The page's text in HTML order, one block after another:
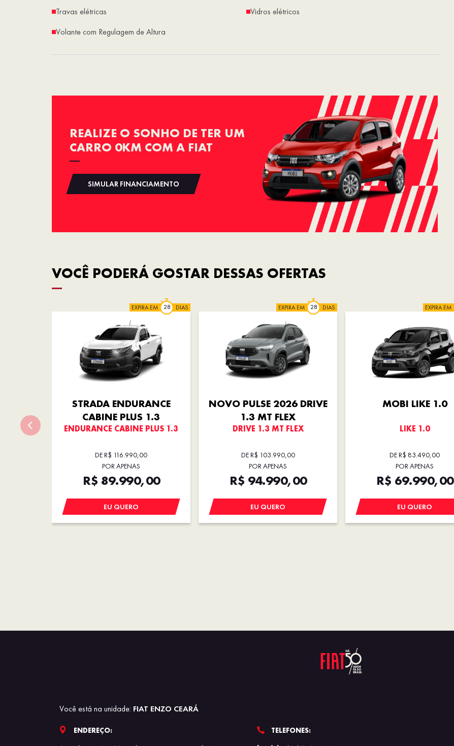
Travas elétricas
Vidros elétricos
Volante com Regulagem de Altura
REALIZE O SONHO DE TER UM
CARRO 0KM COM A FIAT
SIMULAR FINANCIAMENTO
VOCÊ PODERÁ GOSTAR DESSAS OFERTAS
EXPIRA EM DIAS
STRADA ENDURANCE
CABINE PLUS 1.3
ENDURANCE CABINE PLUS 1.3
DE R$ 116.990,00
POR APENAS
R$ 89.990,00
EU QUERO
EXPIRA EM DIAS
NOVO PULSE 2026 DRIVE
1.3 MT FLEX
DRIVE 1.3 MT FLEX
DE R$ 103.990,00
POR APENAS
R$ 94.990,00
EU QUERO
EXPIRA EM
MOBI LIKE 1.0
LIKE 1.0
DE R$ 83.490,00
POR APENAS
R$ 69.990,00
EU QUERO
Você está na unidade: FIAT ENZO CEARÁ
ENDEREÇO:
TELEFONES: